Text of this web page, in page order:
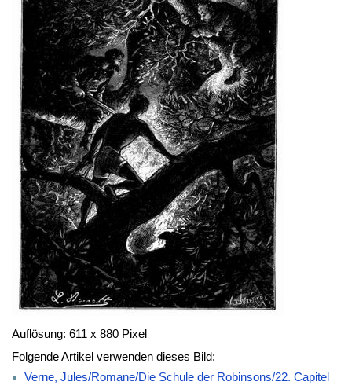
Auflösung: 611 x 880 Pixel
Folgende Artikel verwenden dieses Bild:
Verne, Jules/Romane/Die Schule der Robinsons/22. Capitel